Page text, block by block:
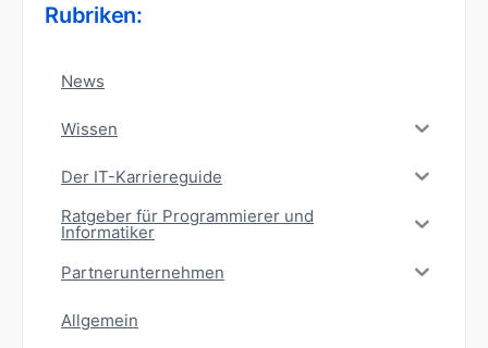
Rubriken:
News
Wissen
Der IT-Karriereguide
Ratgeber für Programmierer und
Informatiker
Partnerunternehmen
Allgemein